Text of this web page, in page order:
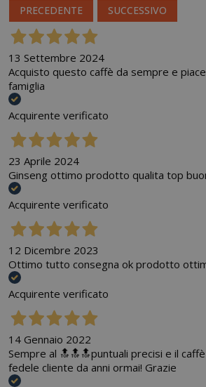
PRECEDENTE SUCCESSIVO
13 Settembre 2024
Acquisto questo caffè da sempre e
famiglia
Acquirente verificato
23 Aprile 2024
Ginseng ottimo prodotto qualita top
Acquirente verificato
12 Dicembre 2023
Ottimo tutto consegna ok prodotto
Acquirente verificato
14 Gennaio 2022
Sempre al 🔝🔝🔝puntuali precisi e il
fedele cliente da anni ormai! Grazie